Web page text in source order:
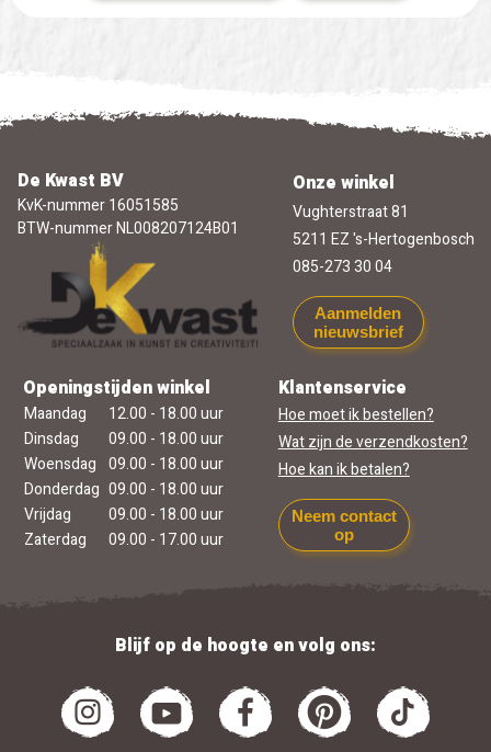
De Kwast BV
KvK-nummer 16051585
BTW-nummer NL008207124B01
Onze winkel
Vughterstraat 81
5211 EZ 's-Hertogenbosch
085-273 30 04
Aanmelden
nieuwsbrief
Openingstijden winkel
Maandag
12.00 - 18.00 uur
Dinsdag
09.00 - 18.00 uur
Woensdag 09.00 - 18.00 uur
Donderdag 09.00 - 18.00 uur
Vrijdag
09.00 - 18.00 uur
Zaterdag
09.00 - 17.00 uur
Klantenservice
Hoe moet ik bestellen?
Wat zijn de verzendkosten?
Hoe kan ik betalen?
Neem contact
op
Blijf op de hoogte en volg ons: